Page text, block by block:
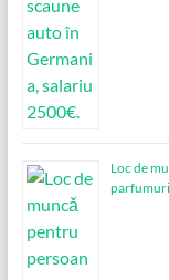
Loc de
parfumuri